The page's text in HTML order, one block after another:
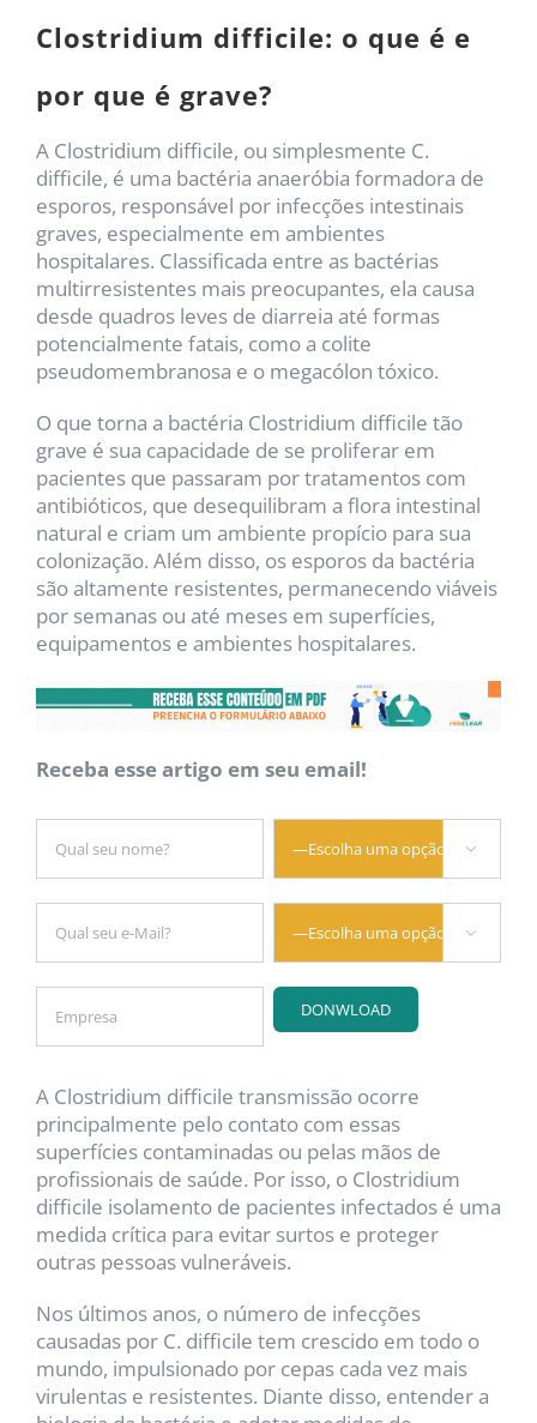
Clostridium difficile: o que é e
por que é grave?
A Clostridium difficile, ou simplesmente C.
difficile, é uma bactéria anaeróbia formadora de
esporos, responsável por infecções intestinais
graves, especialmente em ambientes
hospitalares. Classificada entre as bactérias
multirresistentes mais preocupantes, ela causa
desde quadros leves de diarreia até formas
potencialmente fatais, como a colite
pseudomembranosa e o megacólon tóxico.
O que torna a bactéria Clostridium difficile tão
grave é sua capacidade de se proliferar em
pacientes que passaram por tratamentos com
antibióticos, que desequilibram a flora intestinal
natural e criam um ambiente propício para sua
colonização. Além disso, os esporos da bactéria
são altamente resistentes, permanecendo viáveis
por semanas ou até meses em superfícies,
equipamentos e ambientes hospitalares.
Receba esse artigo em seu email!


A Clostridium difficile transmissão ocorre
principalmente pelo contato com essas
superfícies contaminadas ou pelas mãos de
profissionais de saúde. Por isso, o Clostridium
difficile isolamento de pacientes infectados é uma
medida crítica para evitar surtos e proteger
outras pessoas vulneráveis.
Nos últimos anos, o número de infecções
causadas por C. difficile tem crescido em todo o
mundo, impulsionado por cepas cada vez mais
virulentas e resistentes. Diante disso, entender a